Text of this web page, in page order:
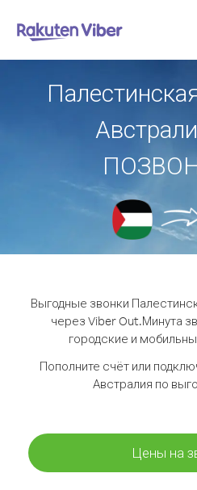
Выгодные звонки
через Viber Out.Минута
городские и
Пополните счёт или
Австралия по
Цены на